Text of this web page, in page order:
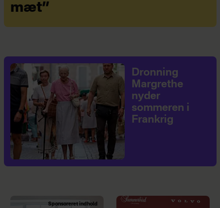
mæt”
Dronning
Margrethe
nyder
sommeren i
Frankrig
Sponsoreret indhold